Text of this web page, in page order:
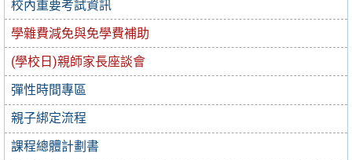
校內重要考試資訊
學雜費減免與免學費補助
(學校日)親師家長座談會
彈性時間專區
親子綁定流程
課程總體計劃書